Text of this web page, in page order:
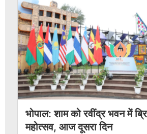
भोपाल: शाम को रवींद्र भवन में
महोत्सव, आज दूसरा दिन